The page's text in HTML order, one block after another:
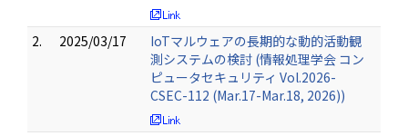
2. 2025/03/17
IoTマルウェアの長期的な動的活動観
測システムの検討 (情報処理学会 コン
ピュータセキュリティ Vol.2026-
CSEC-112 (Mar.17-Mar.18, 2026))